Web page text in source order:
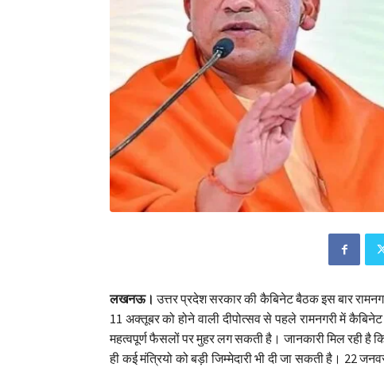
लखनऊ। उत्तर प्रदेश सरकार की कैबिनेट बैठक इस बार
11 अक्तूबर को होने वाली दीपोत्सव से पहले रामनगरी में
महत्वपूर्ण फैसलों पर मुहर लग सकती है। जानकारी मिल रही है
ही कई मंत्रियो को बड़ी जिम्मेदारी भी दी जा सकती है। 22